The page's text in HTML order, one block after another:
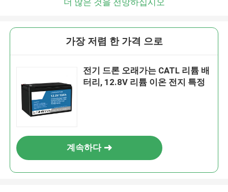
가장 저렴 한 가격 으로
전기 드론 오래가는 CATL 리튬 배
터리, 12.8V 리튬 이온 전지 특정
계속하다